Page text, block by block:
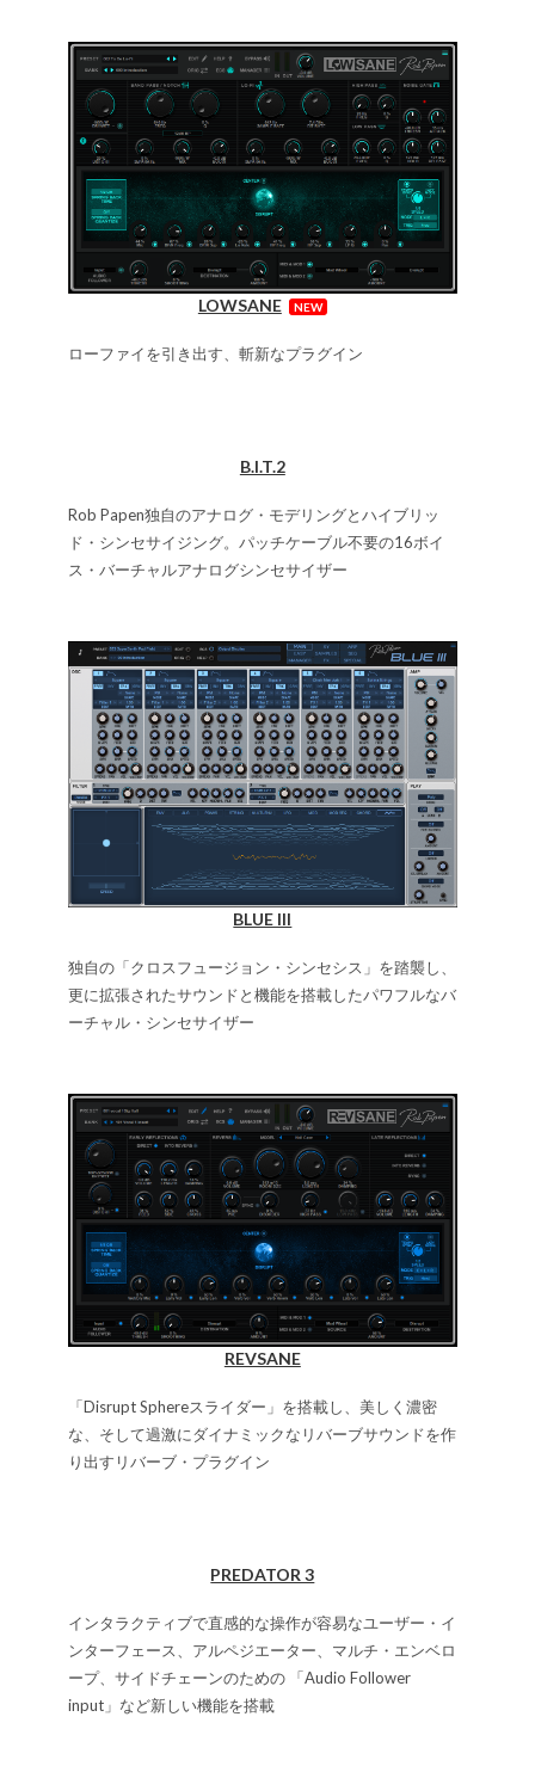
LOWSANE NEW
ローファイを引き出す、斬新なプラグイン
B.I.T.2
Rob Papen独自のアナログ・モデリングとハイブリッ
ド・シンセサイジング。パッチケーブル不要の16ボイ
ス・バーチャルアナログシンセサイザー
BLUE III
独自の「クロスフュージョン・シンセシス」を踏襲し、
更に拡張されたサウンドと機能を搭載したパワフルなバ
ーチャル・シンセサイザー
REVSANE
「Disrupt Sphereスライダー」を搭載し、美しく濃密
な、そして過激にダイナミックなリバーブサウンドを作
り出すリバーブ・プラグイン
PREDATOR 3
インタラクティブで直感的な操作が容易なユーザー・イ
ンターフェース、アルペジエーター、マルチ・エンベロ
ープ、サイドチェーンのための 「Audio Follower
input」など新しい機能を搭載